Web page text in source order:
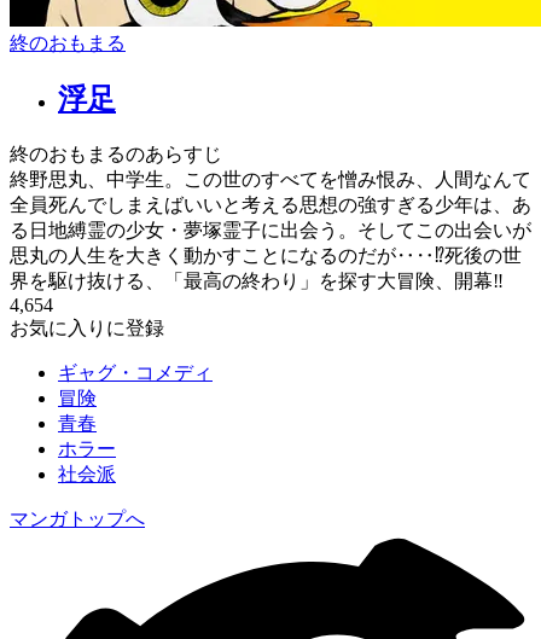
終のおもまる
浮足
終のおもまるのあらすじ
終野思丸、中学生。この世のすべてを憎み恨み、人間なんて
全員死んでしまえばいいと考える思想の強すぎる少年は、あ
る日地縛霊の少女・夢塚霊子に出会う。そしてこの出会いが
思丸の人生を大きく動かすことになるのだが‥‥⁉死後の世
界を駆け抜ける、「最高の終わり」を探す大冒険、開幕‼
4,654
お気に入りに登録
ギャグ・コメディ
冒険
青春
ホラー
社会派
マンガトップへ